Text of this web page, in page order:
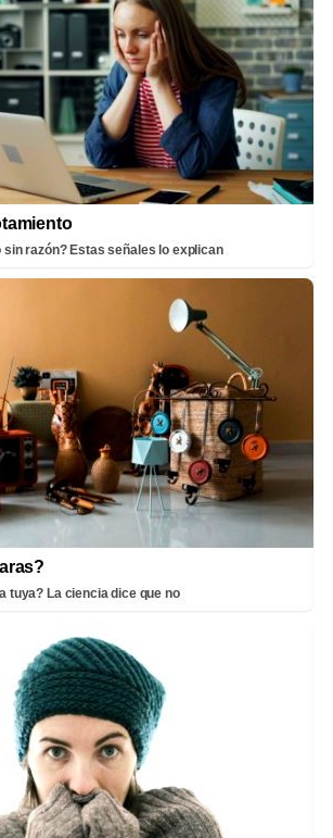
sin razón? Estas señales lo explican
tuya? La ciencia dice que no